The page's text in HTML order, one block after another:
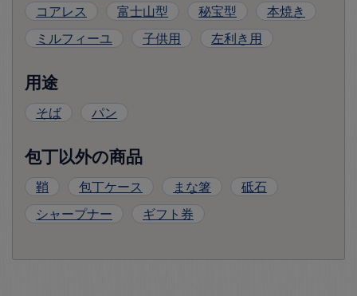
コアレス
富士山型 秘宝型
本焼き
ミルフィーユ
子供用 左利き用
用途
そば パン
包丁以外の商品
鞘 包丁ケース まな箸
砥石
シャープナー
ギフト券